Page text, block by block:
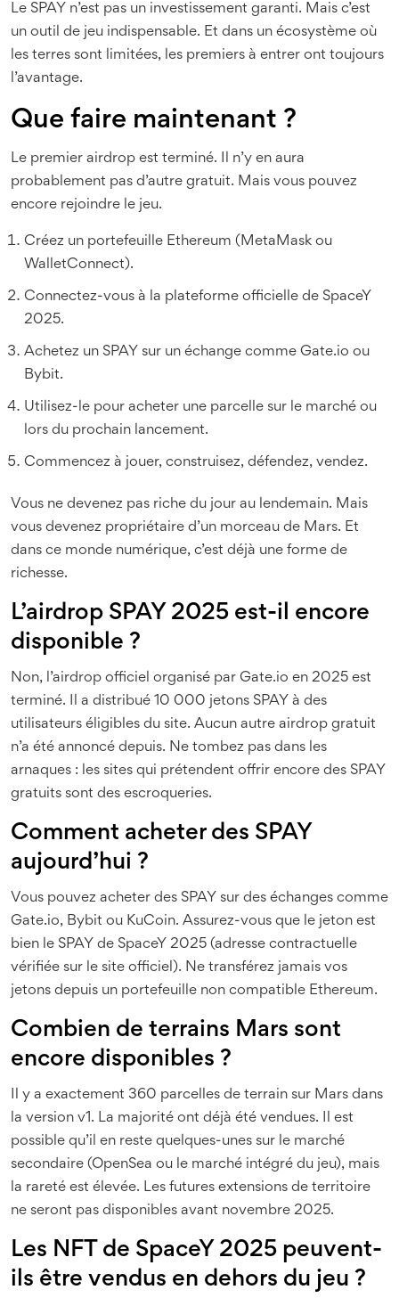
Le SPAY n’est pas un investissement garanti. Mais c’est
un outil de jeu indispensable. Et dans un écosystème où
les terres sont limitées, les premiers à entrer ont toujours
l’avantage.
Que faire maintenant ?
Le premier airdrop est terminé. Il n’y en aura
probablement pas d’autre gratuit. Mais vous pouvez
encore rejoindre le jeu.
Créez un portefeuille Ethereum (MetaMask ou
WalletConnect).
Connectez-vous à la plateforme officielle de SpaceY
2025.
Achetez un SPAY sur un échange comme Gate.io ou
Bybit.
Utilisez-le pour acheter une parcelle sur le marché ou
lors du prochain lancement.
Commencez à jouer, construisez, défendez, vendez.
Vous ne devenez pas riche du jour au lendemain. Mais
vous devenez propriétaire d’un morceau de Mars. Et
dans ce monde numérique, c’est déjà une forme de
richesse.
L’airdrop SPAY 2025 est-il encore
disponible ?
Non, l’airdrop officiel organisé par Gate.io en 2025 est
terminé. Il a distribué 10 000 jetons SPAY à des
utilisateurs éligibles du site. Aucun autre airdrop gratuit
n’a été annoncé depuis. Ne tombez pas dans les
arnaques : les sites qui prétendent offrir encore des SPAY
gratuits sont des escroqueries.
Comment acheter des SPAY
aujourd’hui ?
Vous pouvez acheter des SPAY sur des échanges comme
Gate.io, Bybit ou KuCoin. Assurez-vous que le jeton est
bien le SPAY de SpaceY 2025 (adresse contractuelle
vérifiée sur le site officiel). Ne transférez jamais vos
jetons depuis un portefeuille non compatible Ethereum.
Combien de terrains Mars sont
encore disponibles ?
Il y a exactement 360 parcelles de terrain sur Mars dans
la version v1. La majorité ont déjà été vendues. Il est
possible qu’il en reste quelques-unes sur le marché
secondaire (OpenSea ou le marché intégré du jeu), mais
la rareté est élevée. Les futures extensions de territoire
ne seront pas disponibles avant novembre 2025.
Les NFT de SpaceY 2025 peuvent-
ils être vendus en dehors du jeu ?